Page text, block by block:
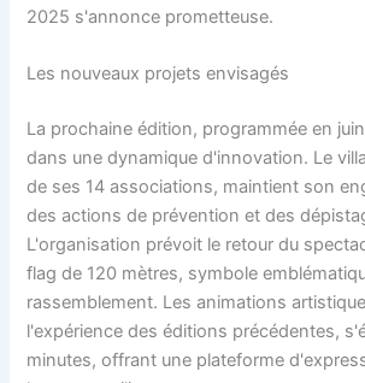
2025 s'annonce prometteuse.
Les nouveaux projets envisagés
La prochaine édition, programmée en
dans une dynamique d'innovation. Le
de ses 14 associations, maintient son
des actions de prévention et des
L'organisation prévoit le retour du
flag de 120 mètres, symbole
rassemblement. Les animations
l'expérience des éditions précédentes,
minutes, offrant une plateforme